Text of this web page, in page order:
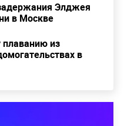
Элджея
в Москве
плаванию из
в